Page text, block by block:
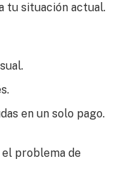
tu situación actual.
en un solo pago.
el problema de